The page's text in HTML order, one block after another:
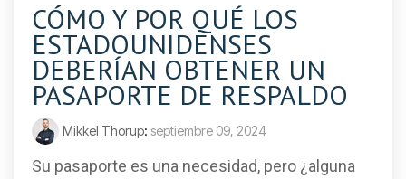
CÓMO Y POR QUÉ LOS
ESTADOUNIDENSES
DEBERÍAN OBTENER UN
PASAPORTE DE RESPALDO
Mikkel Thorup: septiembre 09, 2024
Su pasaporte es una necesidad, pero ¿alguna